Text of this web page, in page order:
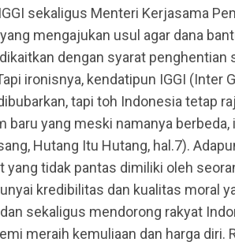
sekaligus Menteri Kerjasama
mengajukan usul agar dana
dengan syarat penghentian
ironisnya, kendatipun IGGI (Inter
tapi toh Indonesia tetap
baru yang meski namanya berbeda,
Hutang Itu Hutang, hal.7).
yang tidak pantas dimiliki oleh
kredibilitas dan kualitas moral
sekaligus mendorong rakyat
meraih kemuliaan dan harga diri.